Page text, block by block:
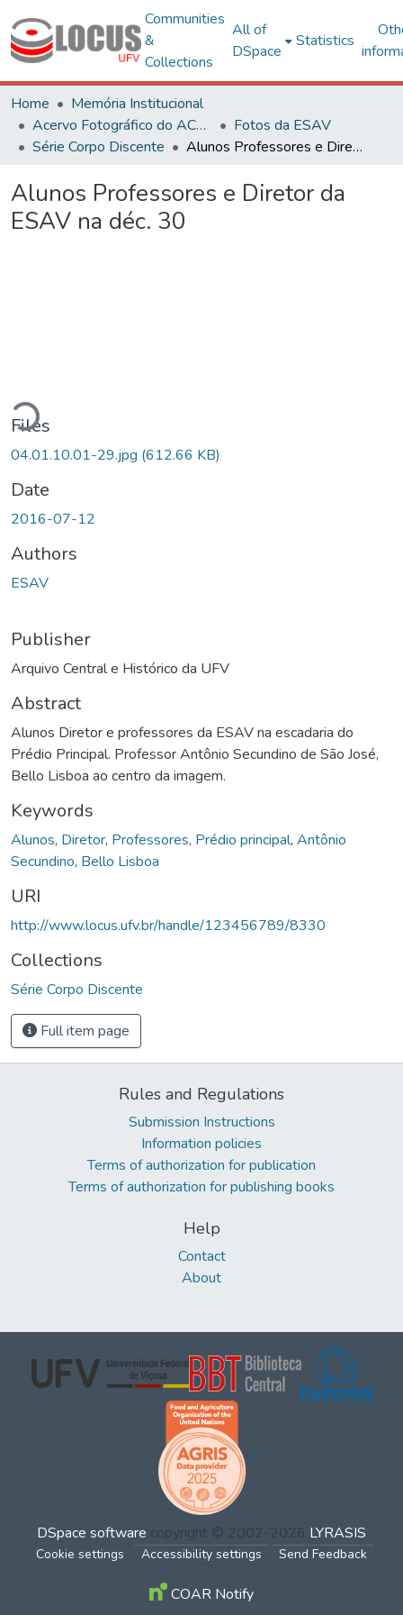
Communities
&
Collections
All of
DSpace
Statistics
Home
Memória Institucional
Acervo Fotográfico do ACH-UFV
Fotos da ESAV
Série Corpo Discente
Alunos Professores e Diretor da ESAV na déc. 30
Alunos Professores e Diretor da
ESAV na déc. 30
Files
04.01.10.01-29.jpg (612.66 KB)
Date
2016-07-12
Authors
ESAV
Publisher
Arquivo Central e Histórico da UFV
Abstract
Alunos Diretor e professores da ESAV na escadaria do
Prédio Principal. Professor Antônio Secundino de São José,
Bello Lisboa ao centro da imagem.
Keywords
Alunos, Diretor, Professores, Prédio principal, Antônio
Secundino, Bello Lisboa
URI
http://www.locus.ufv.br/handle/123456789/8330
Collections
Série Corpo Discente
Full item page
Rules and Regulations
Submission Instructions
Information policies
Terms of authorization for publication
Terms of authorization for publishing books
Help
Contact
About
DSpace software copyright © 2002-2026 LYRASIS
Cookie settings Accessibility settings Send Feedback
COAR Notify